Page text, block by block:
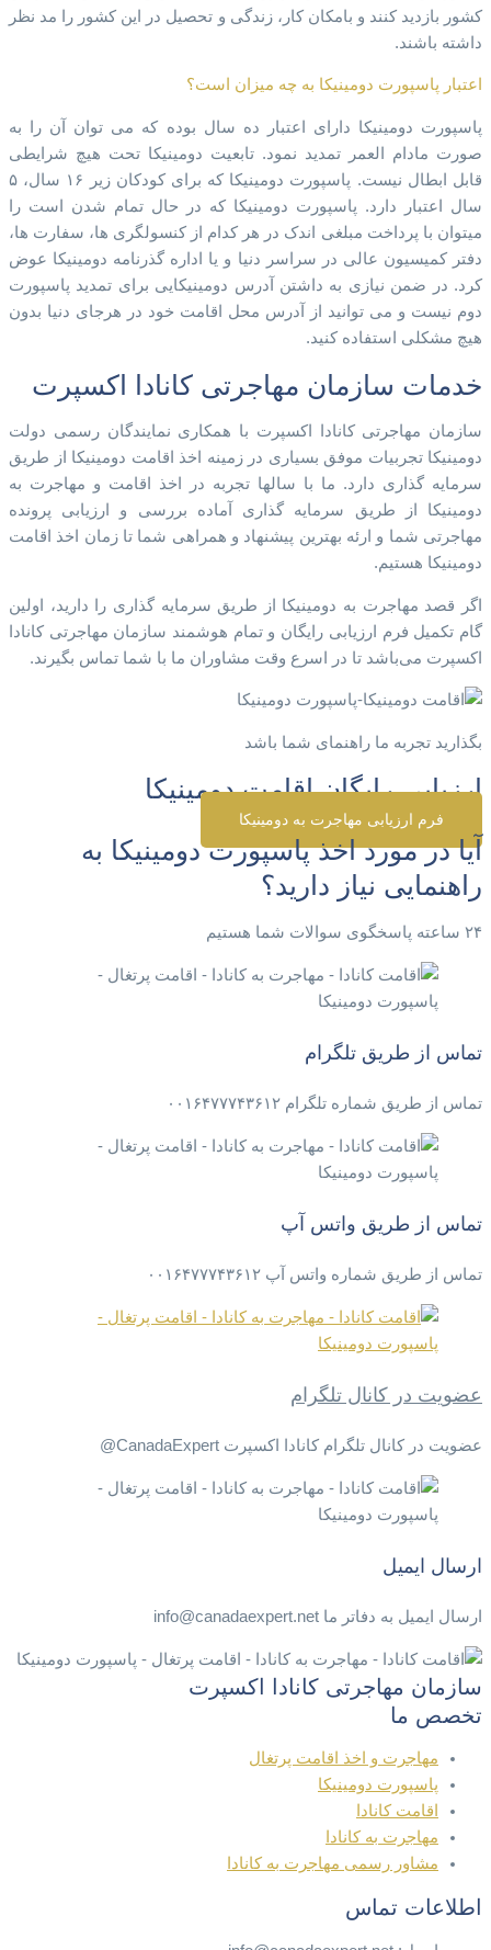
کشور بازدید کنند و بامکان کار، زندگی و تحصیل در این کشور را مد نظر
داشته باشند.
اعتبار پاسپورت دومینیکا به چه میزان است؟
پاسپورت دومینیکا دارای اعتبار ده سال بوده که می توان آن را به
صورت مادام العمر تمدید نمود. تابعیت دومینیکا تحت هیچ شرایطی
قابل ابطال نیست. پاسپورت دومینیکا که برای کودکان زیر ۱۶ سال، ۵
سال اعتبار دارد. پاسپورت دومینیکا که در حال تمام شدن است را
میتوان با پرداخت مبلغی اندک در هر کدام از کنسولگری ها، سفارت ها،
دفتر کمیسیون عالی در سراسر دنیا و یا اداره گذرنامه دومینیکا عوض
کرد. در ضمن نیازی به داشتن آدرس دومینیکایی برای تمدید پاسپورت
دوم نیست و می توانید از آدرس محل اقامت خود در هرجای دنیا بدون
هیچ مشکلی استفاده کنید.
خدمات سازمان مهاجرتی کانادا اکسپرت​
سازمان مهاجرتی کانادا اکسپرت با همکاری نمایندگان رسمی دولت
دومینیکا تجربیات موفق بسیاری در زمینه اخذ اقامت دومینیکا از طریق
سرمایه گذاری دارد. ما با سالها تجربه در اخذ اقامت و مهاجرت به
دومینیکا از طریق سرمایه گذاری آماده بررسی و ارزیابی پرونده
مهاجرتی شما و ارئه بهترین پیشنهاد و همراهی شما تا زمان اخذ اقامت
دومینیکا هستیم.
اگر قصد مهاجرت به دومینیکا از طریق سرمایه گذاری را دارید، اولین
گام تکمیل فرم ارزیابی رایگان و تمام هوشمند سازمان مهاجرتی کانادا
اکسپرت می‌باشد تا در اسرع وقت مشاوران ما با شما تماس بگیرند.
بگذارید تجربه ما راهنمای شما باشد
ارزیابی رایگان اقامت دومینیکا
فرم ارزیابی مهاجرت به دومینیکا
آیا در مورد اخذ پاسپورت دومینیکا به
راهنمایی نیاز دارید؟
۲۴ ساعته پاسخگوی سوالات شما هستیم
تماس از طریق تلگرام
تماس از طریق شماره تلگرام ۰۰۱۶۴۷۷۷۴۳۶۱۲
تماس از طریق واتس آپ
تماس از طریق شماره واتس آپ ۰۰۱۶۴۷۷۷۴۳۶۱۲
عضویت در کانال تلگرام
عضویت در کانال تلگرام کانادا اکسپرت CanadaExpert@
ارسال ایمیل
ارسال ایمیل به دفاتر ما info@canadaexpert.net
سازمان مهاجرتی کانادا اکسپرت
تخصص ما
مهاجرت و اخذ اقامت پرتغال
پاسپورت دومینیکا
اقامت کانادا
مهاجرت به کانادا
مشاور رسمی مهاجرت به کانادا
اطلاعات تماس